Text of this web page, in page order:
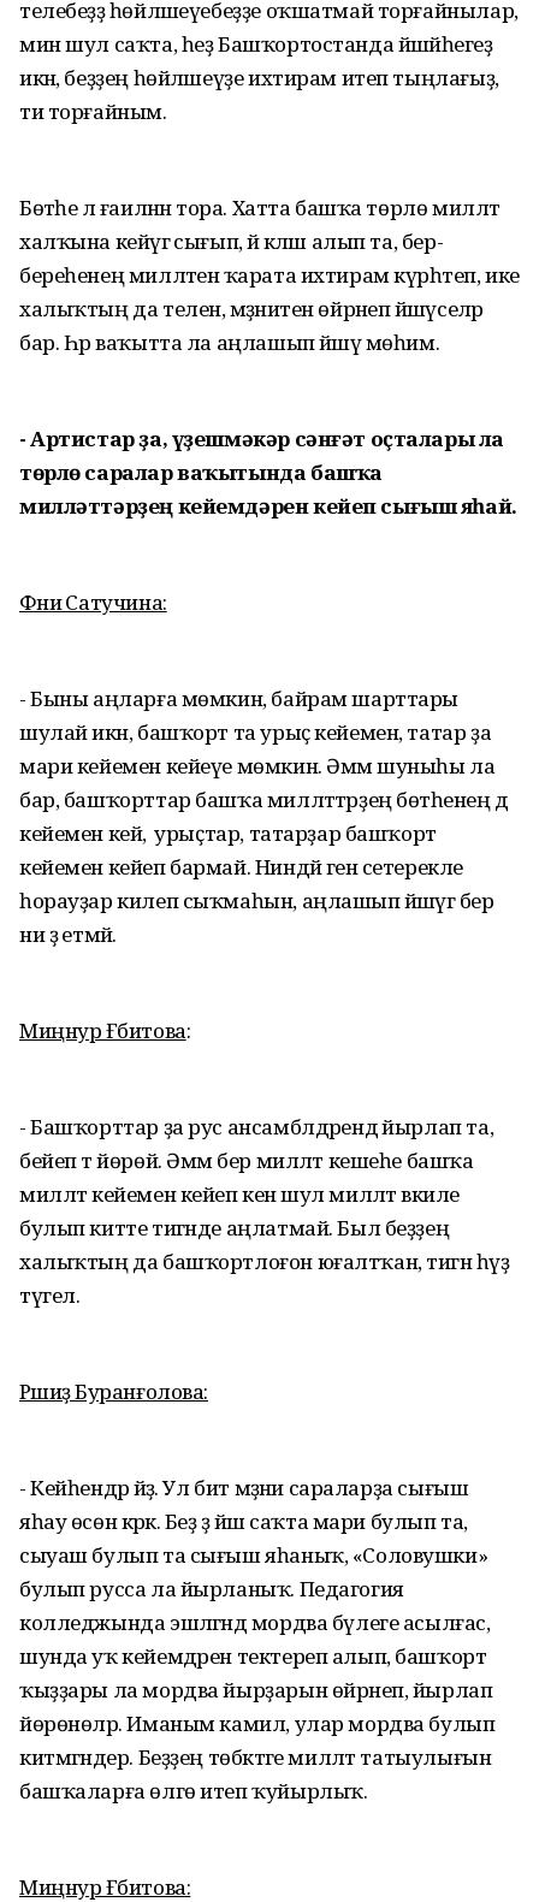
телебеҙҙә һөйләшеүебеҙҙе оҡшатмай торғайнылар,
мин шул саҡта, һеҙ Башҡортостанда йәшәйһегеҙ
икән, беҙҙең һөйләшеүҙе ихтирам итеп тыңлағыҙ,
ти торғайным.
Бөтәһе лә ғаиләнән тора. Хатта башҡа төрлө милләт
халҡына кейәүгә сығып, йә кәләш алып та, бер-
береһенең милләтенә ҡарата ихтирам күрһәтеп, ике
халыҡтың да телен, мәҙәниәтен өйрәнеп йәшәүселәр
бар. Һәр ваҡытта ла аңлашып йәшәү мөһим.
- Артистар ҙа, үҙешмәкәр сәнғәт оҫталары ла
төрлө саралар ваҡытында башҡа
милләттәрҙең кейемдәрен кейеп сығыш яһай.
Фәниә Сатучина:
- Быны аңларға мөмкин, байрам шарттары
шулай икән, башҡорт та урыҫ кейемен, татар ҙа
мари кейемен кейеүе мөмкин. Әммә шуныһы ла
бар, башҡорттар башҡа милләттәрҙең бөтәһенең дә
кейемен кейә, ә урыҫтар, татарҙар башҡорт
кейемен кейеп бармай. Ниндәй генә сетерекле
һорауҙар килеп сыҡмаһын, аңлашып йәшәүгә бер
ни ҙә етмәй.
Миңнур Ғәбитова:
- Башҡорттар ҙа рус ансамблдәрендә йырлап та,
бейеп тә йөрөй. Әммә бер милләт кешеһе башҡа
милләт кейемен кейеп кенә шул милләт вәкиле
булып китте тигәнде аңлатмай. Был беҙҙең
халыҡтың да башҡортлоғон юғалтҡан, тигән һүҙ
түгел.
Рәшиҙә Буранғолова:
- Кейһендәр әйҙә. Ул бит мәҙәни сараларҙа сығыш
яһау өсөн кәрәк. Беҙ ҙә йәш саҡта мари булып та,
сыуаш булып та сығыш яһаныҡ, «Соловушки»
булып русса ла йырланыҡ. Педагогия
колледжында эшләгәндә мордва бүлеге асылғас,
шунда уҡ кейемдәрен тектереп алып, башҡорт
ҡыҙҙары ла мордва йырҙарын өйрәнеп, йырлап
йөрөнөләр. Иманым камил, улар мордва булып
китмәгәндер. Беҙҙең төбәктәге милләт татыулығын
башҡаларға өлгө итеп ҡуйырлыҡ.
Миңнур Ғәбитова: